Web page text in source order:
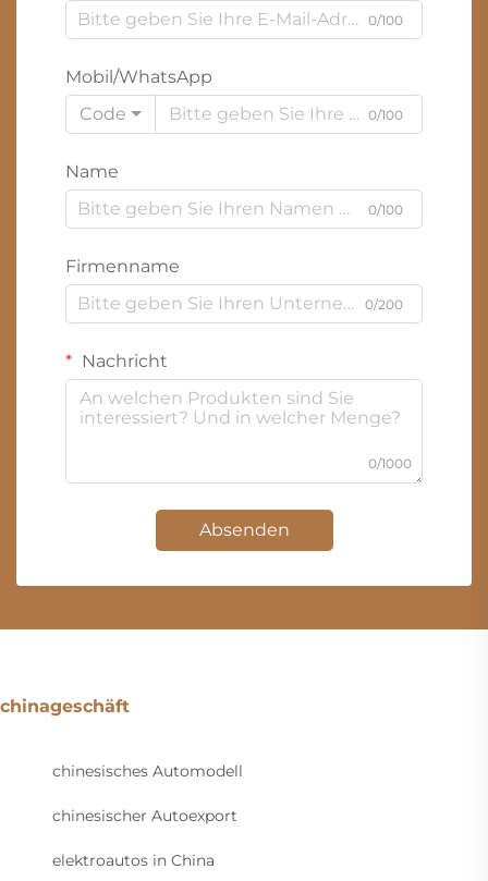
0/100
Mobil/WhatsApp
Code
0/100
Name
0/100
Firmenname
0/200
Nachricht
0/1000
Absenden
chinageschäft
chinesisches Automodell
chinesischer Autoexport
elektroautos in China